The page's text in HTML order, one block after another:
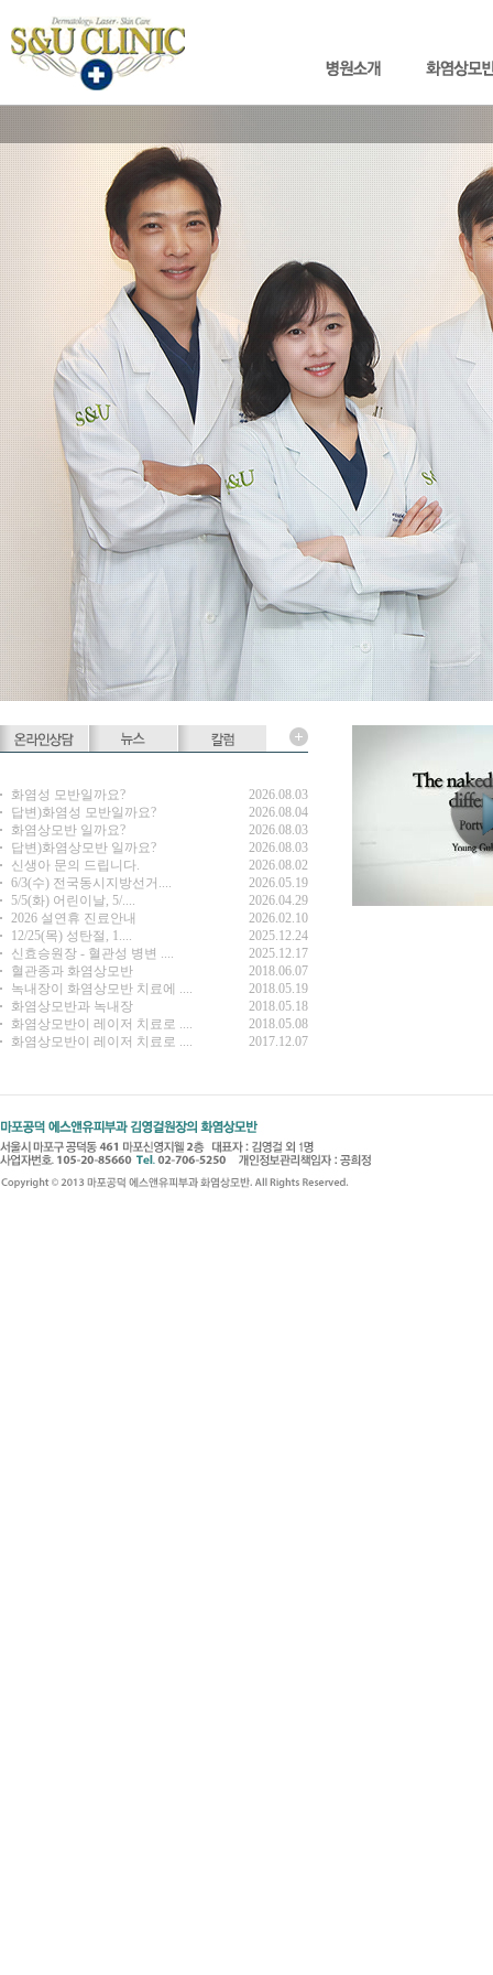
2026.08.03
화염성 모반일까요?
2026.08.04
답변)화염성 모반일까요?
2026.08.03
화염상모반 일까요?
2026.08.03
답변)화염상모반 일까요?
2026.08.02
신생아 문의 드립니다.
2026.05.19
6/3(수) 전국동시지방선거....
2026.04.29
5/5(화) 어린이날, 5/....
2026.02.10
2026 설연휴 진료안내
2025.12.24
12/25(목) 성탄절, 1....
2025.12.17
신효승원장 - 혈관성 병변 ....
2018.06.07
혈관종과 화염상모반
2018.05.19
녹내장이 화염상모반 치료에 ....
2018.05.18
화염상모반과 녹내장
2018.05.08
화염상모반이 레이저 치료로 ....
2017.12.07
화염상모반이 레이저 치료로 ....